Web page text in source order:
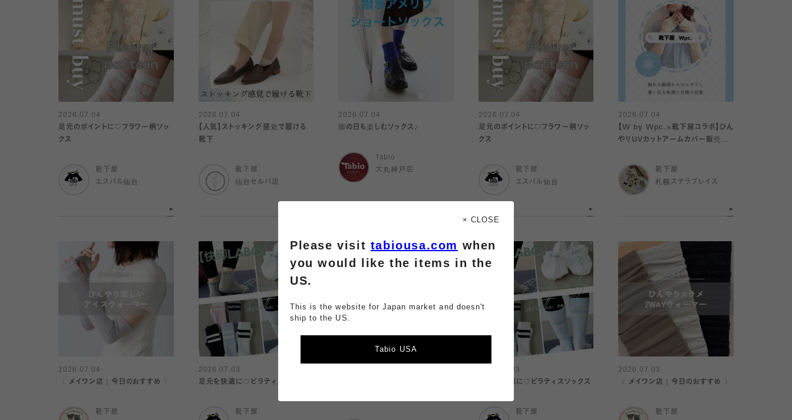
2026.07.04
足元のポイントに♡フラワー柄ソッ
クス
靴下屋
エスパル仙台
2026.07.04
【人気】ストッキング感覚で履ける
靴下
靴下屋
仙台セルバ店
2026.07.04
雨の日も楽しむソックス♪
Tabio
大丸神戸店
2026.07.04
足元のポイントに♡フラワー柄ソッ
クス
靴下屋
エスパル仙台
2026.07.04
【W by Wpc.×靴下屋コラボ】ひん
やりUVカットアームカバー販売中
靴下屋
札幌ステラプレイス
2026.07.04
〈 メイワン店｜今日のおすすめ 〉
靴下屋
2026.07.03
足元を快適に♡ピラティスソックス
靴下屋
2026.07.03
足元を快適に♡ピラティスソックス
靴下屋
2026.07.03
〈 メイワン店｜今日のおすすめ 〉
靴下屋
× CLOSE
Please visit tabiousa.com when
you would like the items in the
US.
This is the website for Japan market and doesn't
ship to the US.
Tabio USA